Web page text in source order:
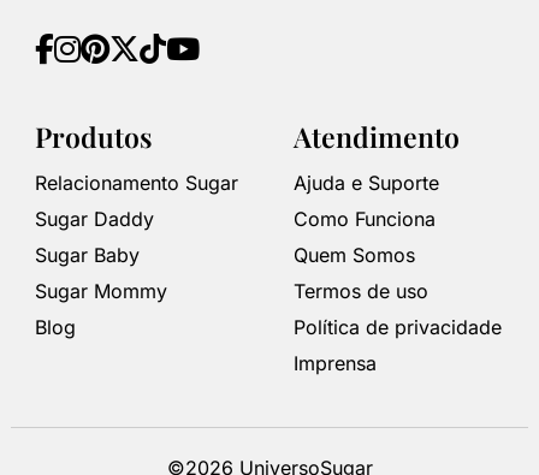
Produtos
Relacionamento Sugar
Sugar Daddy
Sugar Baby
Sugar Mommy
Blog
Atendimento
Ajuda e Suporte
Como Funciona
Quem Somos
Termos de uso
Política de privacidade
Imprensa
©2026 UniversoSugar